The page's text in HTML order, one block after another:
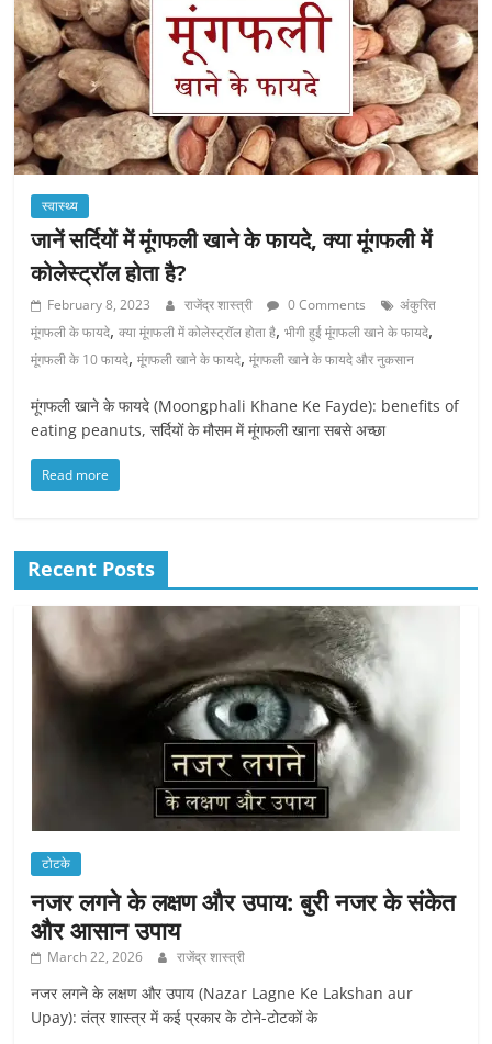
स्वास्थ्य
जानें सर्दियों में मूंगफली खाने के फायदे, क्या मूंगफली में
कोलेस्ट्रॉल होता है?
February 8, 2023 राजेंद्र शास्त्री 0 Comments
अंकुरित
मूंगफली के फायदे,क्या मूंगफली में कोलेस्ट्रॉल होता है,भीगी हुई मूंगफली खाने के फायदे,
मूंगफली के 10 फायदे,मूंगफली खाने के फायदे,मूंगफली खाने के फायदे और नुकसान
मूंगफली खाने के फायदे (Moongphali Khane Ke Fayde): benefits of
eating peanuts, सर्दियों के मौसम में मूंगफली खाना सबसे अच्छा
Read more
Recent Posts
टोटके
नजर लगने के लक्षण और उपाय: बुरी नजर के संकेत
और आसान उपाय
March 22, 2026 राजेंद्र शास्त्री
नजर लगने के लक्षण और उपाय (Nazar Lagne Ke Lakshan aur
Upay): तंत्र शास्त्र में कई प्रकार के टोने-टोटकों के